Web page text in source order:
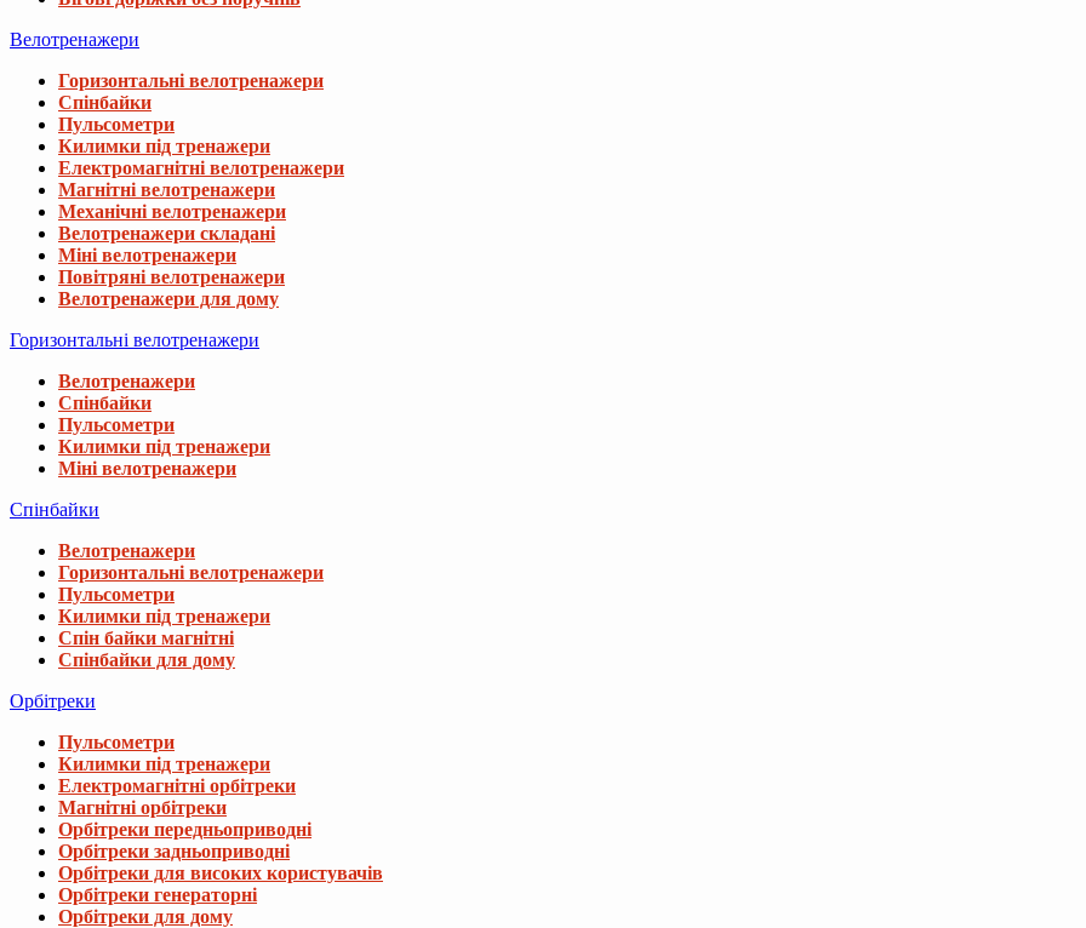
Велотренажери
Горизонтальні велотренажери
Спінбайки
Пульсометри
Килимки під тренажери
Електромагнітні велотренажери
Магнітні велотренажери
Механічні велотренажери
Велотренажери складані
Міні велотренажери
Повітряні велотренажери
Велотренажери для дому
Горизонтальні велотренажери
Велотренажери
Спінбайки
Пульсометри
Килимки під тренажери
Міні велотренажери
Спінбайки
Велотренажери
Горизонтальні велотренажери
Пульсометри
Килимки під тренажери
Спін байки магнітні
Спінбайки для дому
Орбітреки
Пульсометри
Килимки під тренажери
Електромагнітні орбітреки
Магнітні орбітреки
Орбітреки передньоприводні
Орбітреки задньоприводні
Орбітреки для високих користувачів
Орбітреки генераторні
Орбітреки для дому